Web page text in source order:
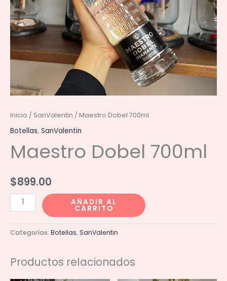
Inicio / SanValentin / Maestro Dobel 700ml
Botellas, SanValentin
Maestro Dobel 700ml
$899.00
Maestro
Dobel
700ml
cantidad
AÑADIR AL
CARRITO
Categorías: Botellas,SanValentin
Productos relacionados